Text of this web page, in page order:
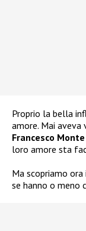
Proprio la bella
amore. Mai
Francesco Monte
loro amore sta
Ma scopriamo
se hanno o meno